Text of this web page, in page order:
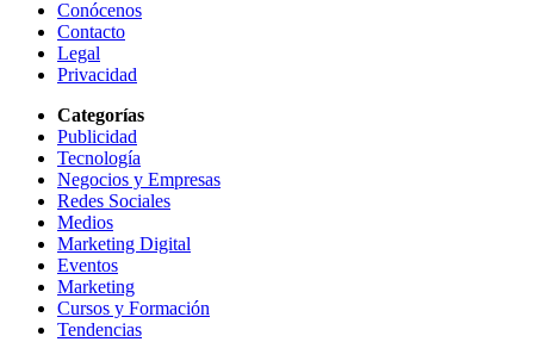
Conócenos
Contacto
Legal
Privacidad
Categorías
Publicidad
Tecnología
Negocios y Empresas
Redes Sociales
Medios
Marketing Digital
Eventos
Marketing
Cursos y Formación
Tendencias